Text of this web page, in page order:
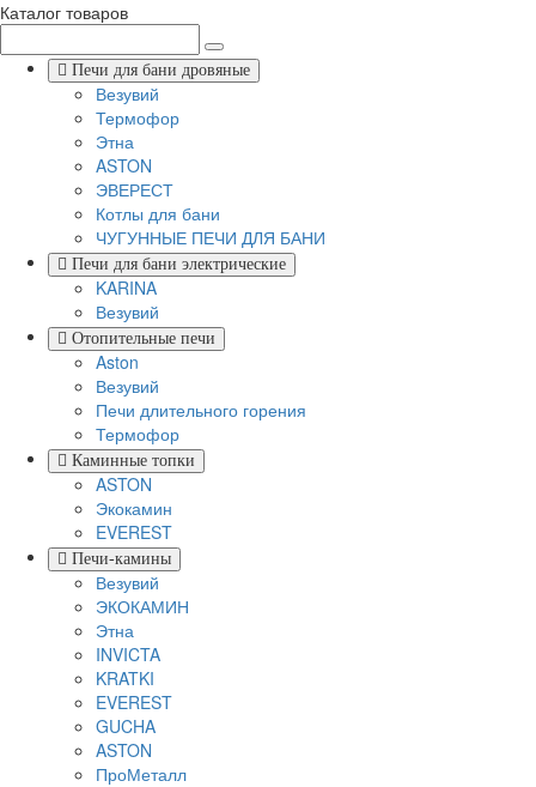
Каталог товаров
Печи для бани дровяные
Везувий
Термофор
Этна
ASTON
ЭВЕРЕСТ
Котлы для бани
ЧУГУННЫЕ ПЕЧИ ДЛЯ БАНИ
Печи для бани электрические
KARINA
Везувий
Отопительные печи
Aston
Везувий
Печи длительного горения
Термофор
Каминные топки
ASTON
Экокамин
EVEREST
Печи-камины
Везувий
ЭКОКАМИН
Этна
INVICTA
KRATKI
EVEREST
GUCHA
ASTON
ПроМеталл